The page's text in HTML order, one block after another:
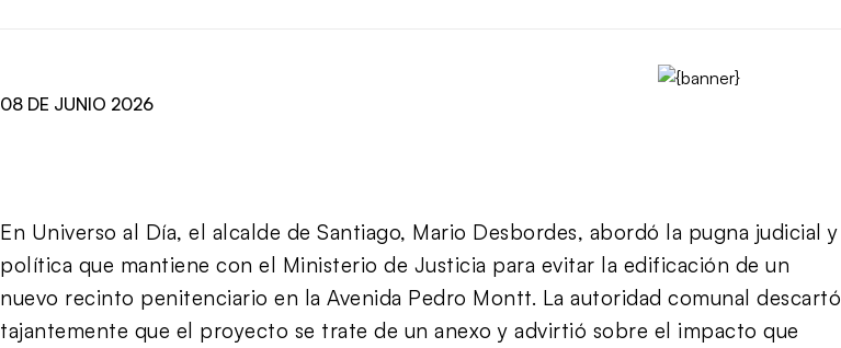
08 DE JUNIO 2026
En Universo al Día, el alcalde de Santiago, Mario Desbordes, abordó la pugna judicial y
política que mantiene con el Ministerio de Justicia para evitar la edificación de un
nuevo recinto penitenciario en la Avenida Pedro Montt. La autoridad comunal descartó
tajantemente que el proyecto se trate de un anexo y advirtió sobre el impacto que